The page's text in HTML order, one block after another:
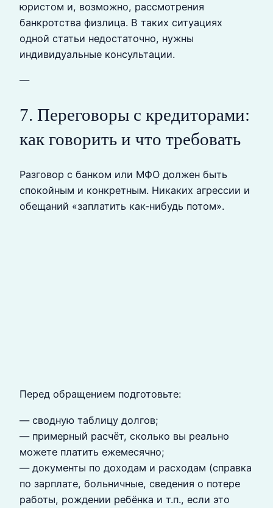
юристом и, возможно, рассмотрения
банкротства физлица. В таких ситуациях
одной статьи недостаточно, нужны
индивидуальные консультации.
—
7. Переговоры с кредиторами:
как говорить и что требовать
Разговор с банком или МФО должен быть
спокойным и конкретным. Никаких агрессии и
обещаний «заплатить как‑нибудь потом».
Перед обращением подготовьте:
— сводную таблицу долгов;
— примерный расчёт, сколько вы реально
можете платить ежемесячно;
— документы по доходам и расходам (справка
по зарплате, больничные, сведения о потере
работы, рождении ребёнка и т.п., если это